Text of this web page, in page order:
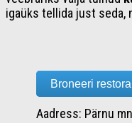
igaüks tellida just seda,
Broneeri
Aadress: Pärnu